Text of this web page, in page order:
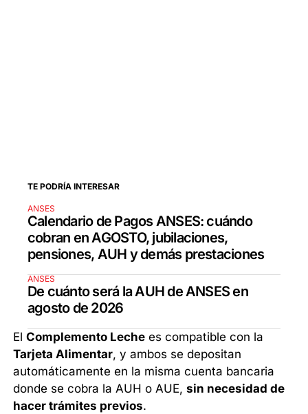
TE PODRÍA INTERESAR
ANSES
Calendario de Pagos ANSES: cuándo
cobran en AGOSTO, jubilaciones,
pensiones, AUH y demás prestaciones
ANSES
De cuánto será la AUH de ANSES en
agosto de 2026
ElComplemento Leche es compatible con la
Tarjeta Alimentar, y ambos se depositan
automáticamente en la misma cuenta bancaria
donde se cobra la AUH o AUE,sin necesidad de
hacer trámites previos.